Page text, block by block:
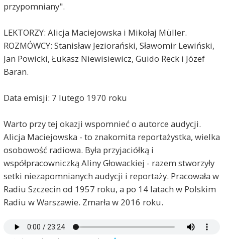
przypomniany".
LEKTORZY: Alicja Maciejowska i Mikołaj Müller.
ROZMÓWCY: Stanisław Jeziorański, Sławomir Lewiński,
Jan Powicki, Łukasz Niewisiewicz, Guido Reck i Józef
Baran.
Data emisji: 7 lutego 1970 roku
Warto przy tej okazji wspomnieć o autorce audycji.
Alicja Maciejowska - to znakomita reportażystka, wielka
osobowość radiowa. Była przyjaciółką i
współpracowniczką Aliny Głowackiej - razem stworzyły
setki niezapomnianych audycji i reportaży. Pracowała w
Radiu Szczecin od 1957 roku, a po 14 latach w Polskim
Radiu w Warszawie. Zmarła w 2016 roku.